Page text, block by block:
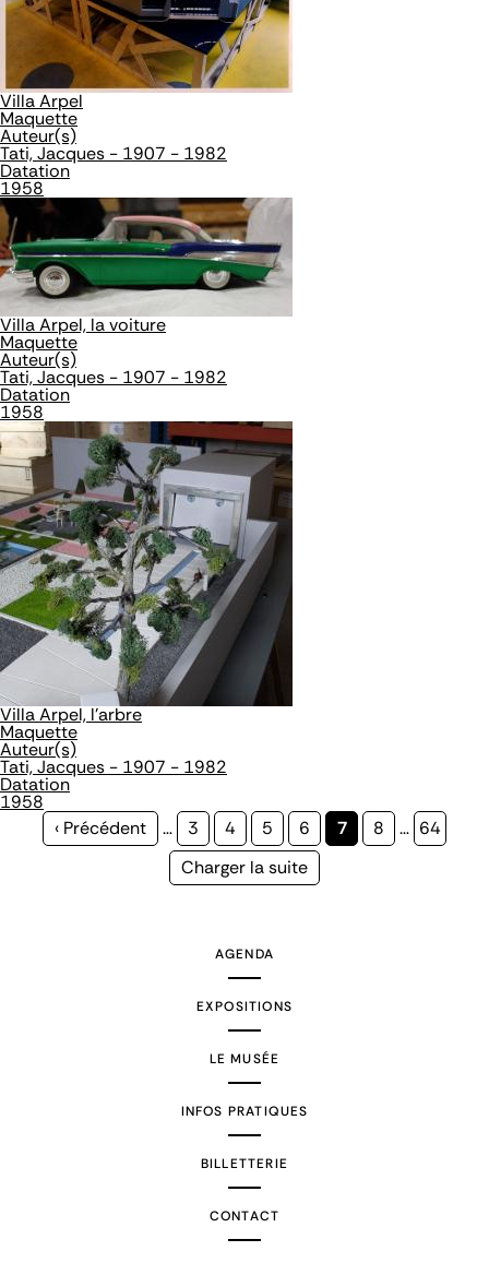
Villa Arpel
Maquette
Auteur(s)
Tati, Jacques - 1907 - 1982
Datation
1958
Villa Arpel, la voiture
Maquette
Auteur(s)
Tati, Jacques - 1907 - 1982
Datation
1958
Villa Arpel, l'arbre
Maquette
Auteur(s)
Tati, Jacques - 1907 - 1982
Datation
1958
Page
‹ Précédent … Page
3 Page
4 Page
5 Page
6
Page
7 Page
8 … Page
64
Page
Charger la suite
AGENDA
EXPOSITIONS
LE MUSÉE
INFOS PRATIQUES
BILLETTERIE
CONTACT